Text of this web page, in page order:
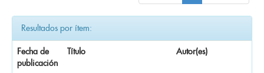
Resultados por ítem:
Fecha de
publicación
Título Autor(es)